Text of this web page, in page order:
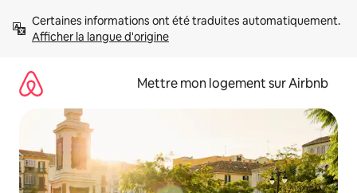
directement
Afficher la langue d'origine
Mettre mon logement sur Airbnb